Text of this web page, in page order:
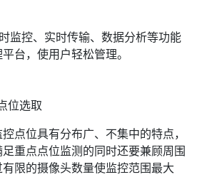
监控、实时传输、数据分析等功能
台，使用户轻松管理。
位选取
点位具有分布广、不集中的特点，
重点点位监测的同时还要兼顾周围
限的摄像头数量使监控范围最大